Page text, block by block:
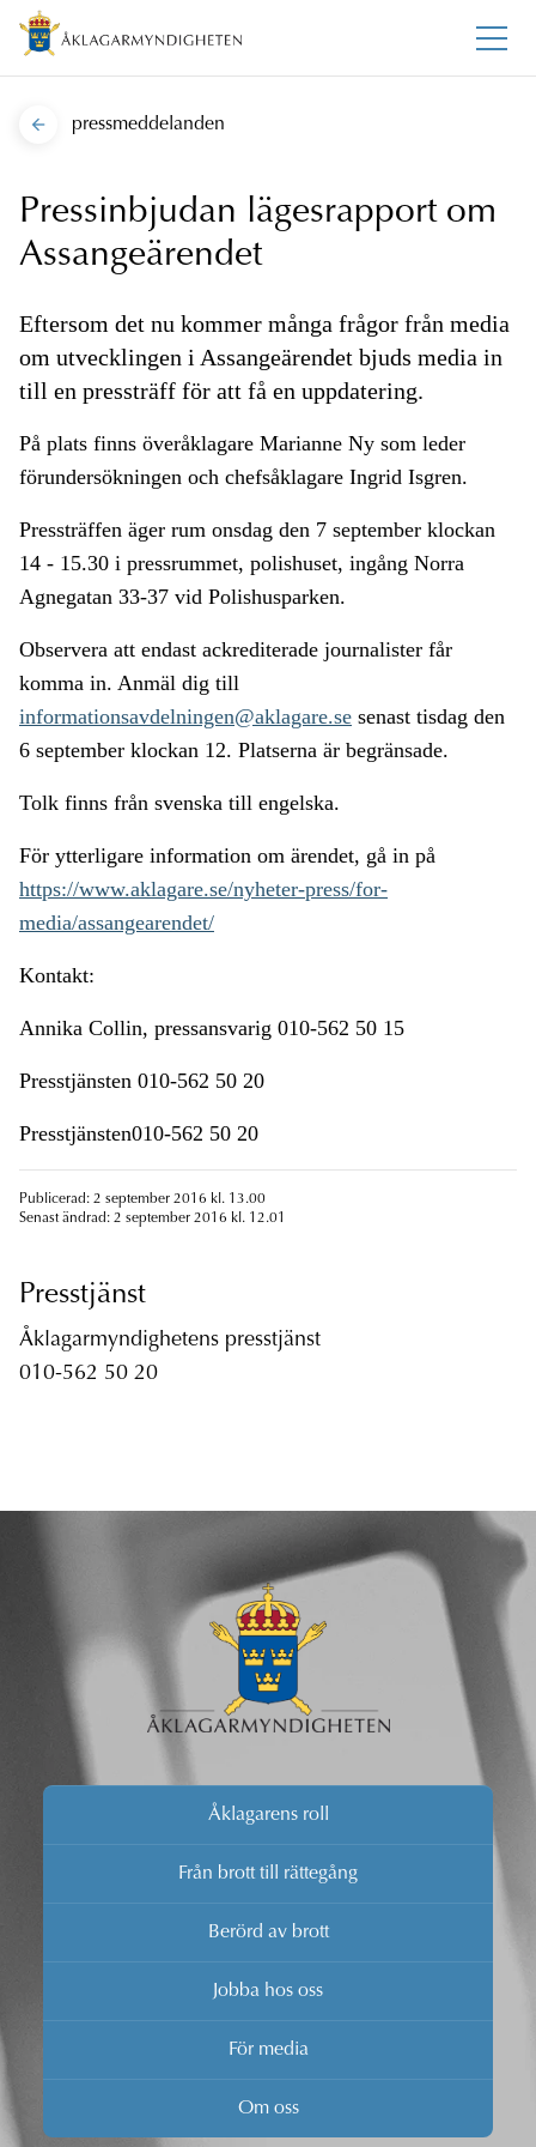
pressmeddelanden
Pressinbjudan lägesrapport om
Assangeärendet
Eftersom det nu kommer många frågor från media
om utvecklingen i Assangeärendet bjuds media in
till en pressträff för att få en uppdatering.
På plats finns överåklagare Marianne Ny som leder
förundersökningen och chefsåklagare Ingrid Isgren.
Pressträffen äger rum onsdag den 7 september klockan
14 - 15.30 i pressrummet, polishuset, ingång Norra
Agnegatan 33-37 vid Polishusparken.
Observera att endast ackrediterade journalister får
komma in. Anmäl dig till
informationsavdelningen@aklagare.se senast tisdag den
6 september klockan 12. Platserna är begränsade.
Tolk finns från svenska till engelska.
För ytterligare information om ärendet, gå in på
https://www.aklagare.se/nyheter-press/for-
media/assangearendet/
Kontakt:
Annika Collin, pressansvarig 010-562 50 15
Presstjänsten 010-562 50 20
Presstjänsten010-562 50 20
Publicerad: 2 september 2016 kl. 13.00
Senast ändrad: 2 september 2016 kl. 12.01
Presstjänst
Åklagarmyndighetens presstjänst
010-562 50 20
Åklagarens roll
Från brott till rättegång
Berörd av brott
Jobba hos oss
För media
Om oss